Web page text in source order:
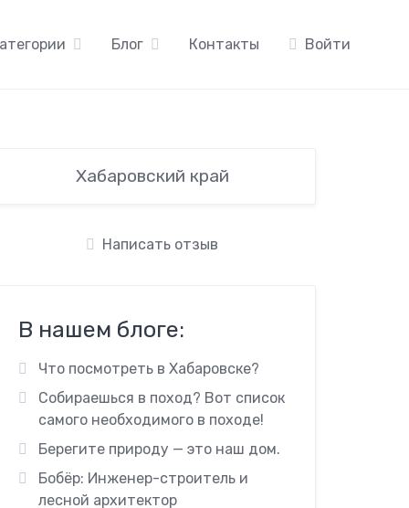
Блог Контакты Войти
Хабаровский край
Написать отзыв
В нашем блоге:
Что посмотреть в Хабаровске?
Собираешься в поход? Вот список
самого необходимого в походе!
Берегите природу — это наш дом.
Бобёр: Инженер-строитель и
лесной архитектор